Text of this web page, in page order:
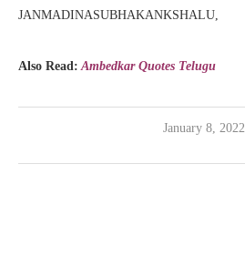
JANMADINASUBHAKANKSHALU,
Also Read: Ambedkar Quotes Telugu
January 8, 2022